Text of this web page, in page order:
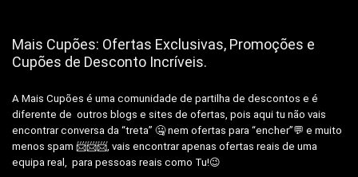
Mais Cupões: Ofertas Exclusivas, Promoções e
Cupões de Desconto Incríveis.
A Mais Cupões é uma comunidade de partilha de descontos e é
diferente de outros blogs e sites de ofertas, pois aqui tu não vais
encontrar conversa da “treta” 🤐 nem ofertas para “encher”💬 e muito
menos spam 📨📨📨, vais encontrar apenas ofertas reais de uma
equipa real, para pessoas reais como Tu!😉